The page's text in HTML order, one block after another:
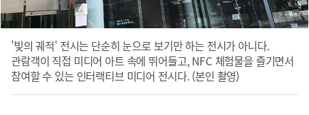
'빛의 궤적' 전시는 단순히 눈으로 보기만 하는 전시가 아니다.
관람객이 직접 미디어 아트 속에 뛰어들고, NFC 체험물을 즐기면서
참여할 수 있는 인터랙티브 미디어 전시다. (본인 촬영)